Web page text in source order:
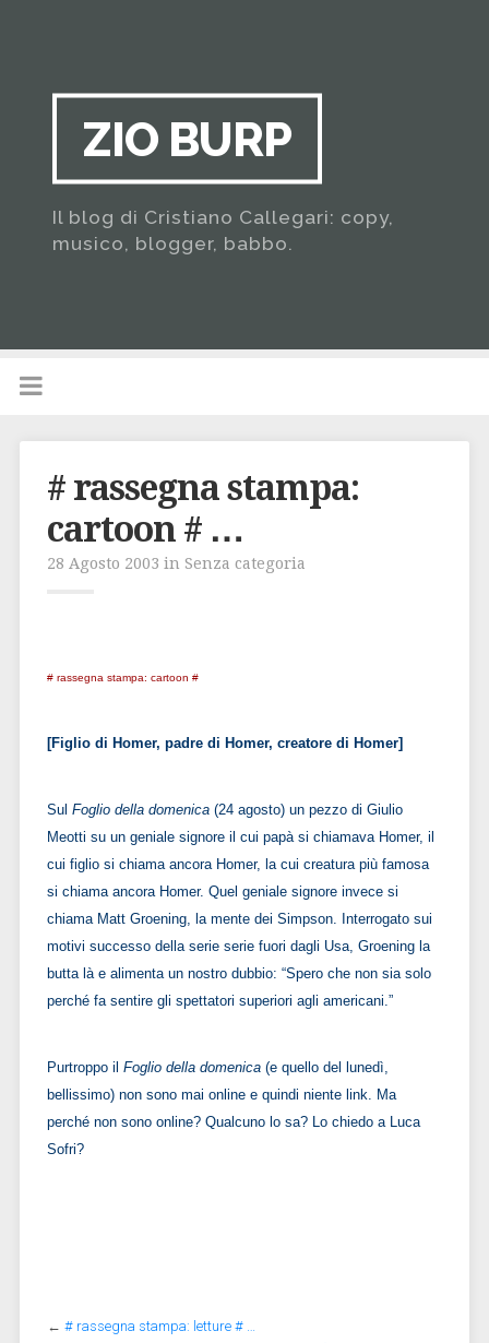
ZIO BURP
Il blog di Cristiano Callegari: copy,
musico, blogger, babbo.
# rassegna stampa:
cartoon # …
28 Agosto 2003 in Senza categoria
# rassegna stampa: cartoon #
[Figlio di Homer, padre di Homer, creatore di Homer]
Sul Foglio della domenica(24 agosto) un pezzo di Giulio
Meotti su un geniale signore il cui papà si chiamava Homer, il
cui figlio si chiama ancora Homer, la cui creatura più famosa
si chiama ancora Homer. Quel geniale signore invece si
chiama Matt Groening, la mente dei Simpson. Interrogato sui
motivi successo della serie serie fuori dagli Usa, Groening la
butta là e alimenta un nostro dubbio: “Spero che non sia solo
perché fa sentire gli spettatori superiori agli americani.”
Purtroppo il Foglio della domenica(e quello del lunedì,
bellissimo) non sono mai online e quindi niente link. Ma
perché non sono online? Qualcuno lo sa? Lo chiedo a Luca
Sofri?
← # rassegna stampa: letture # …